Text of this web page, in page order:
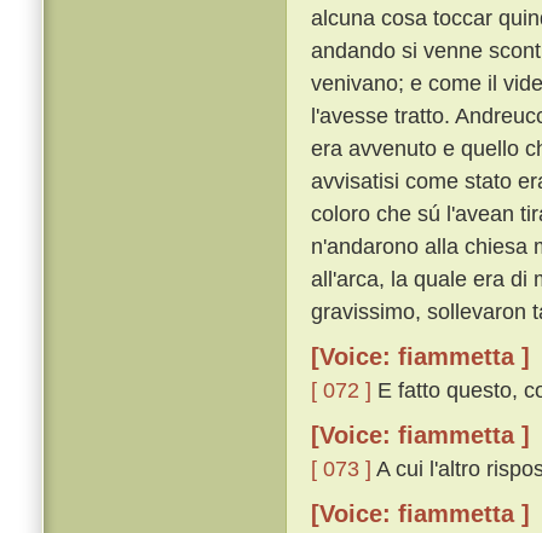
alcuna cosa toccar
andando si venne
venivano; e come il
l'avesse tratto.
era avvenuto e quello
avvisatisi come stato
coloro che sú l'avean
n'andarono alla chiesa
all'arca, la quale era di
gravissimo, sollevaron
[Voice: fiammetta ]
[ 072 ] E fatto questo,
[Voice: fiammetta ]
[ 073 ] A cui l'altro
[Voice: fiammetta ]